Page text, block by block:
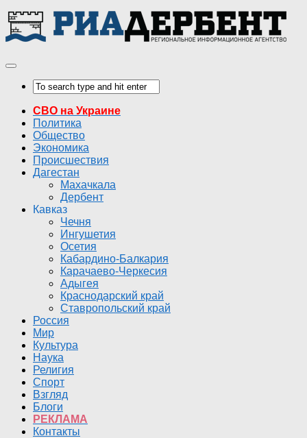
СВО на Украине
Политика
Общество
Экономика
Происшествия
Дагестан
Махачкала
Дербент
Кавказ
Чечня
Ингушетия
Осетия
Кабардино-Балкария
Карачаево-Черкесия
Адыгея
Краснодарский край
Ставропольский край
Россия
Мир
Культура
Наука
Религия
Спорт
Взгляд
Блоги
РЕКЛАМА
Контакты